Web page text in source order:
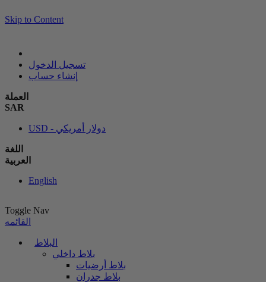
Skip to Content
تسجيل الدخول
إنشاء حساب
العملة
SAR
USD - دولار أمريكي
اللغة
العربية
English
Toggle Nav
القائمه
البلاط
بلاط داخلي
بلاط أرضيات
بلاط جدران